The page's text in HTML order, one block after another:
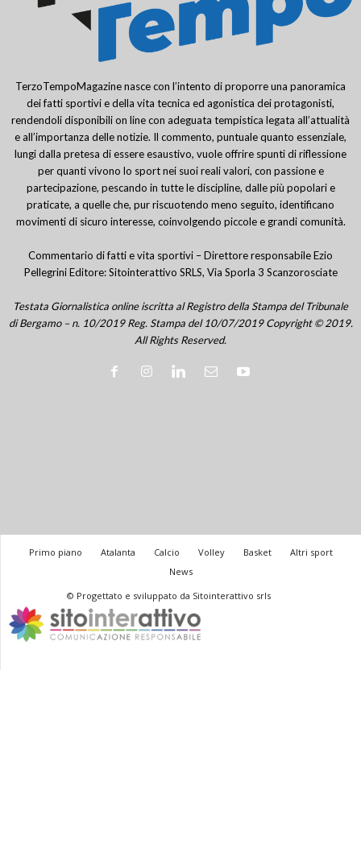
TerzoTempoMagazine nasce con l’intento di proporre una panoramica
dei fatti sportivi e della vita tecnica ed agonistica dei protagonisti,
rendendoli disponibili on line con adeguata tempistica legata all’attualità
e all’importanza delle notizie. Il commento, puntuale quanto essenziale,
lungi dalla pretesa di essere esaustivo, vuole offrire spunti di riflessione
per quanti vivono lo sport nei suoi reali valori, con passione e
partecipazione, pescando in tutte le discipline, dalle più popolari e
praticate, a quelle che, pur riscuotendo meno seguito, identificano
movimenti di sicuro interesse, coinvolgendo piccole e grandi comunità.
Commentario di fatti e vita sportivi – Direttore responsabile Ezio
Pellegrini Editore: Sitointerattivo SRLS, Via Sporla 3 Scanzorosciate
Testata Giornalistica online iscritta al Registro della Stampa del Tribunale
di Bergamo – n. 10/2019 Reg. Stampa del 10/07/2019 Copyright © 2019.
All Rights Reserved.
Primo piano Atalanta Calcio Volley Basket
Altri sport
News
© Progettato e sviluppato da Sitointerattivo srls